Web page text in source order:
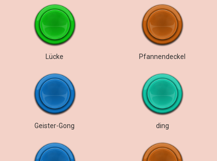
Lücke Pfannendeckel
Geister-Gong ding